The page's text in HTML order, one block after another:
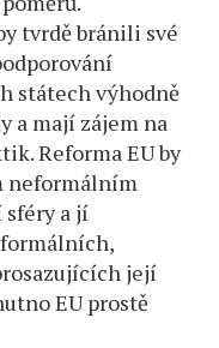
tvrdě bránili své
státech výhodně
a mají zájem na
Reforma EU by
neformálním
a jí
její
EU prostě